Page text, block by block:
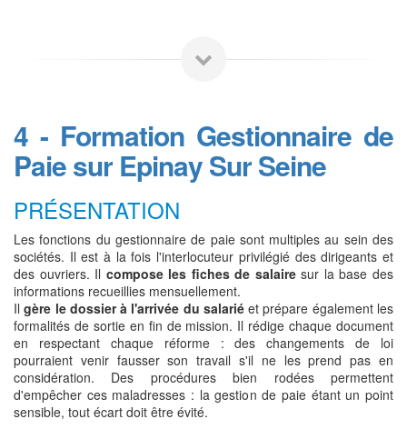
4 - Formation Gestionnaire de
Paie sur Epinay Sur Seine
PRÉSENTATION
Les fonctions du gestionnaire de paie sont multiples au sein des
sociétés. Il est à la fois l'interlocuteur privilégié des dirigeants et
des ouvriers. Il compose les fiches de salairesur la base des
informations recueillies mensuellement.
Ilgère le dossier à l'arrivée du salariéet prépare également les
formalités de sortie en fin de mission. Il rédige chaque document
en respectant chaque réforme : des changements de loi
pourraient venir fausser son travail s'il ne les prend pas en
considération. Des procédures bien rodées permettent
d'empêcher ces maladresses : la gestion de paie étant un point
sensible, tout écart doit être évité.